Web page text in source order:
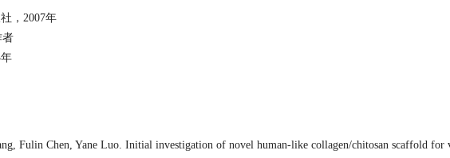
， 2007年
者
年
Fulin Chen, Yane Luo. Initial investigation of novel human-like collagen/chitosan scaffold for